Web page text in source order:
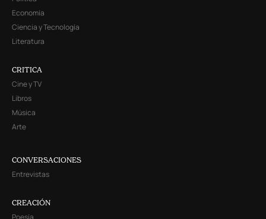
Economía
Ciencia y Tecnología
Literatura
CRITICA
Cine y TV
Libros
Música
Arte
CONVERSACIONES
Entrevistas
CREACIÓN
Poesía